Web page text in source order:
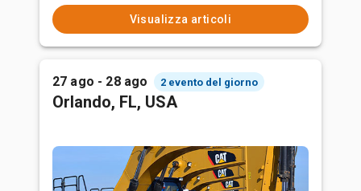
Visualizza articoli
27 ago - 28 ago 2 evento del giorno
Orlando, FL, USA